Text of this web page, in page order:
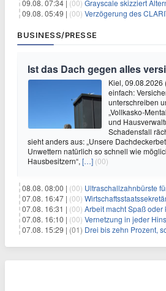
09.08. 07:34 | (00) Grayscale skizziert Alternativen für
09.08. 05:49 | (00) Verzögerung des CLARITY Acts:
BUSINESS/PRESSE
Ist das Dach gegen alles
Kiel, 09.08.2026
einfach:
unterschreiben
„Vollkasko-
und
Schadensfall
sieht anders aus: „Unsere
Unwettern natürlich so schnell wie
Hausbesitzern“, […] (00)
08.08. 08:00 | (00) Ultraschallzahnbürste für Hund und
07.08. 16:47 | (00) Wirtschaftsstaatssekretär Thomas Dörflinger
07.08. 16:31 | (00) Arbeit macht Spaß oder
07.08. 16:10 | (00) Vernetzung in jeder Hinsicht –
07.08. 15:29 | (01) Drei bis zehn Prozent, so viel